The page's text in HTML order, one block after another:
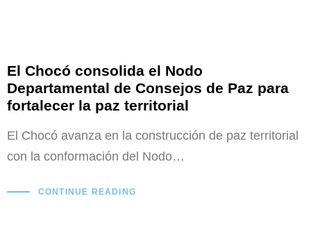
El Chocó consolida el Nodo
Departamental de Consejos de Paz para
fortalecer la paz territorial
El Chocó avanza en la construcción de paz territorial
con la conformación del Nodo…
CONTINUE READING